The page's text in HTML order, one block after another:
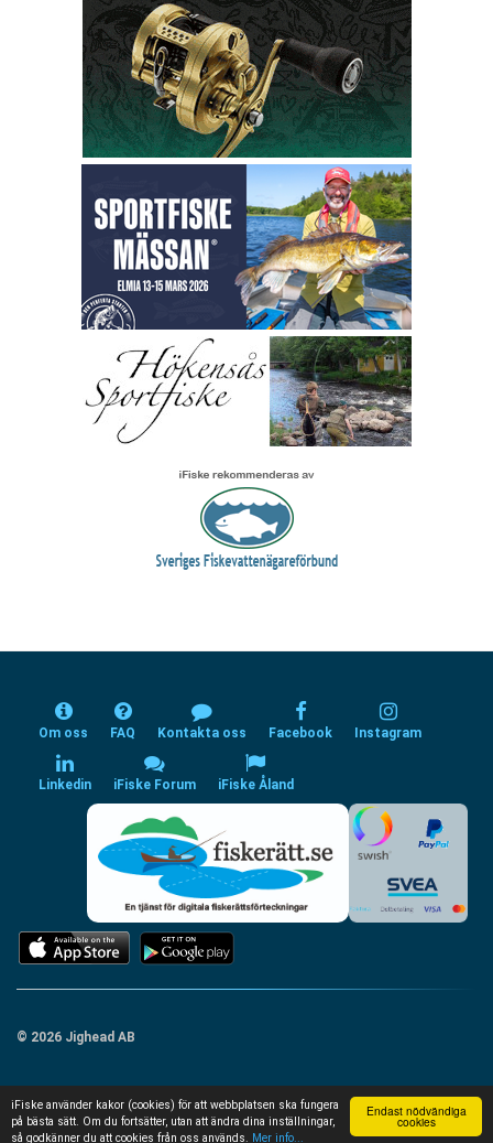
Endast nödvändiga
cookies
iFiske använder kakor (cookies) för att webbplatsen ska fungera
på bästa sätt. Om du fortsätter, utan att ändra dina inställningar,
så godkänner du att cookies från oss används.
Mer info...
Om oss FAQ Kontakta oss Facebook Instagram
Linkedin iFiske Forum iFiske Åland
© 2026 Jighead AB